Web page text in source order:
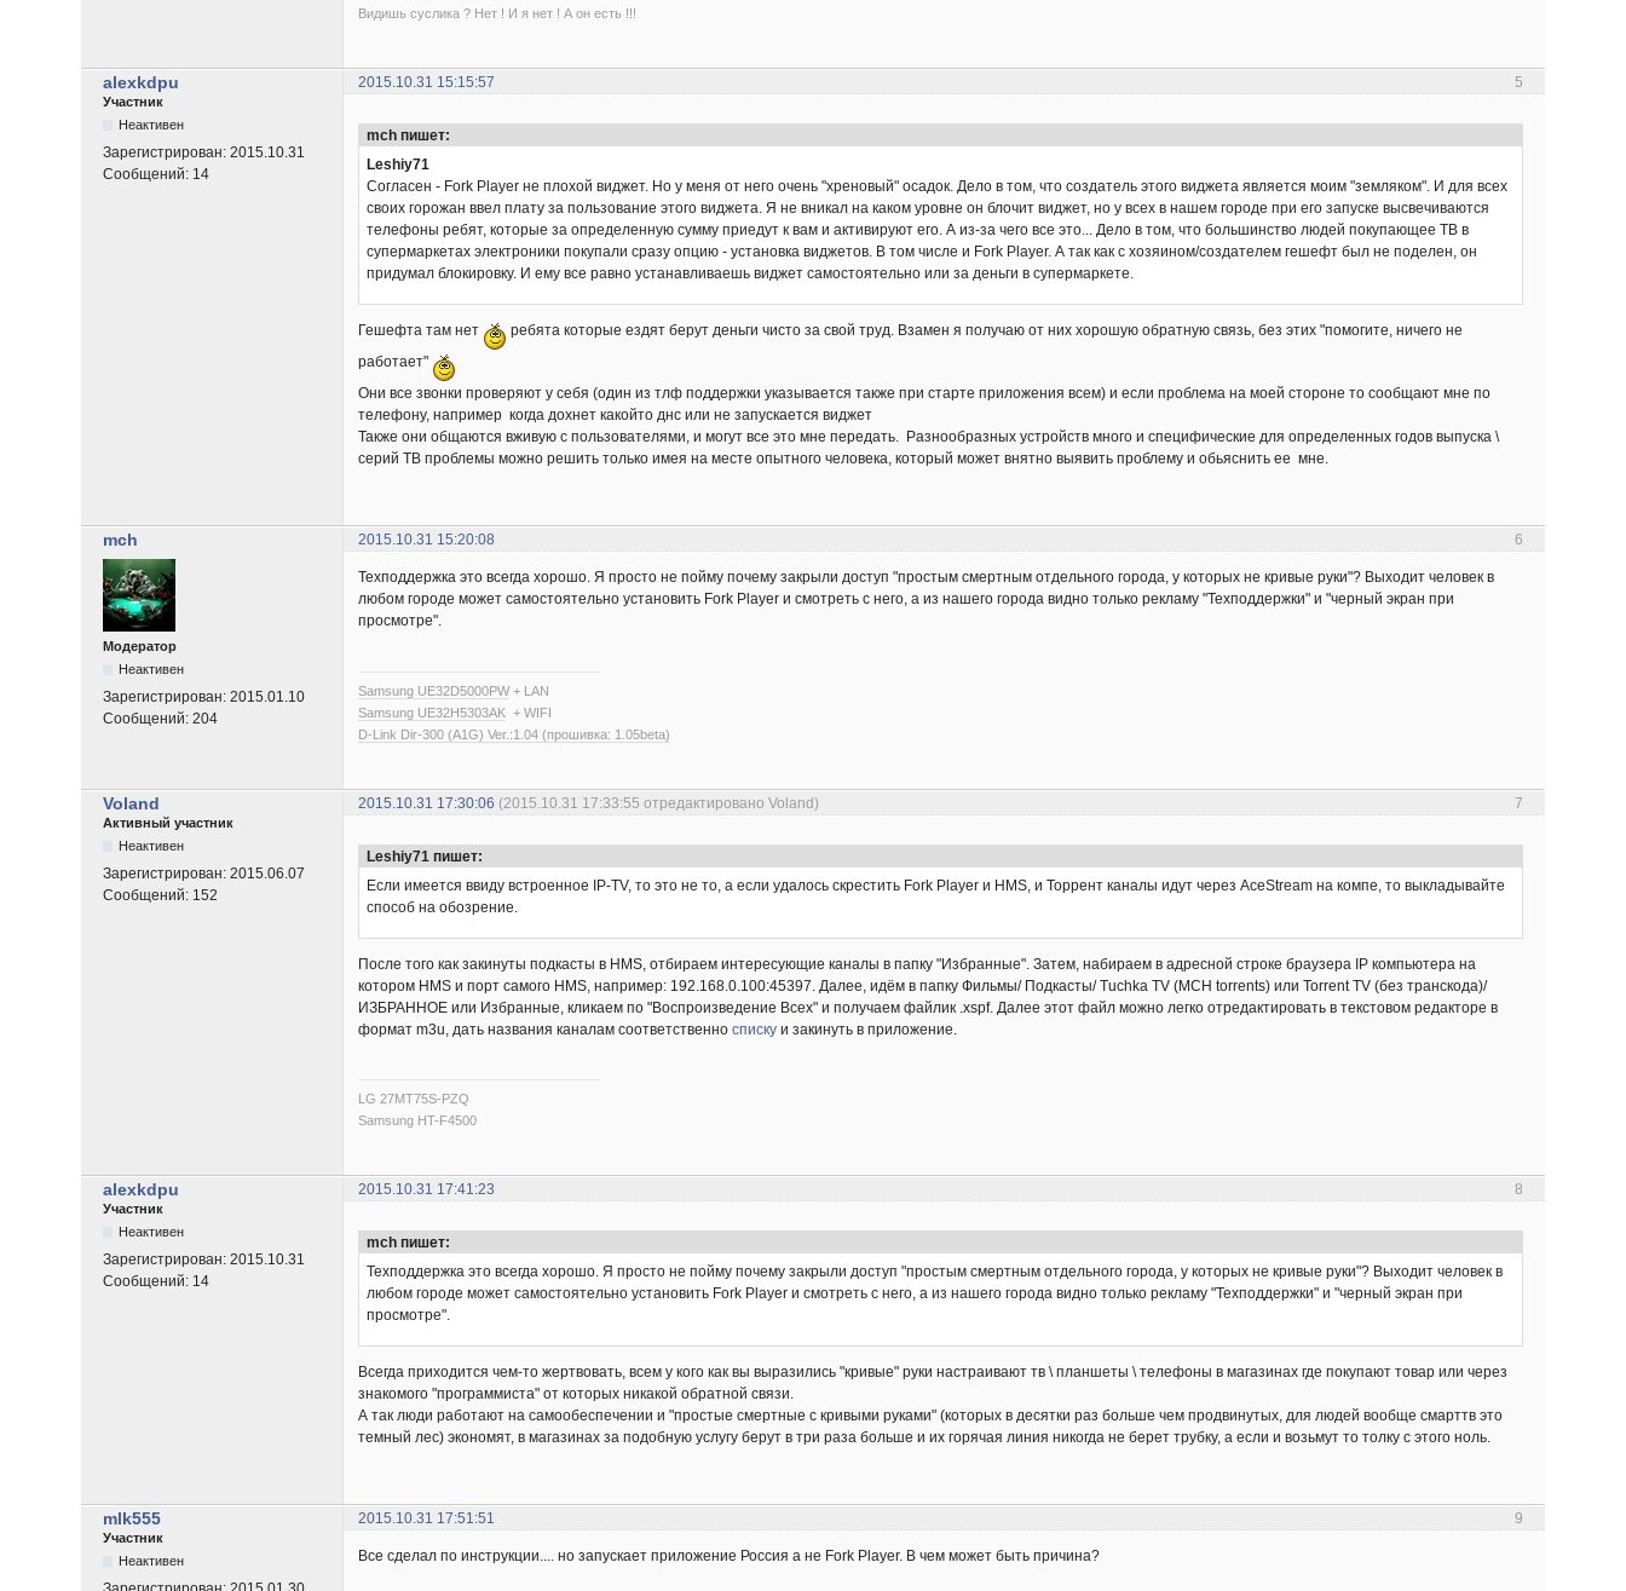
Видишь суслика ? Нет ! И я нет ! А он есть !!!
5
alexkdpu 2015.10.31 15:15:57
Участник
Неактивен
Зарегистрирован:2015.10.31
Сообщений: 14
mch пишет:
Leshiy71
Согласен - Fork Player не плохой виджет. Но у меня от него очень "хреновый" осадок. Дело в том, что создатель этого виджета является моим "земляком". И для всех
своих горожан ввел плату за пользование этого виджета. Я не вникал на каком уровне он блочит виджет, но у всех в нашем городе при его запуске высвечиваются
телефоны ребят, которые за определенную сумму приедут к вам и активируют его. А из-за чего все это... Дело в том, что большинство людей покупающее ТВ в
супермаркетах электроники покупали сразу опцию - установка виджетов. В том числе и Fork Player. А так как с хозяином/создателем гешефт был не поделен, он
придумал блокировку. И ему все равно устанавливаешь виджет самостоятельно или за деньги в супермаркете.
Гешефта там нет
ребята которые ездят берут деньги чисто за свой труд. Взамен я получаю от них хорошую обратную связь, без этих "помогите, ничего не
работает"
Они все звонки проверяют у себя (один из тлф поддержки указывается также при старте приложения всем) и если проблема на моей стороне то сообщают мне по
телефону, например когда дохнет какойто днс или не запускается виджет
Также они общаются вживую с пользователями, и могут все это мне передать. Разнообразных устройств много и специфические для определенных годов выпуска \
серий ТВ проблемы можно решить только имея на месте опытного человека, который может внятно выявить проблему и обьяснить ее мне.
6
mch 2015.10.31 15:20:08
Модератор
Неактивен
Зарегистрирован:2015.01.10
Сообщений:204
Техподдержка это всегда хорошо. Я просто не пойму почему закрыли доступ "простым смертным отдельного города, у которых не кривые руки"? Выходит человек в
любом городе может самостоятельно установить Fork Player и смотреть с него, а из нашего города видно только рекламу "Техподдержки" и "черный экран при
просмотре".
Samsung UE32D5000PW + LAN
Samsung UE32H5303AK + WIFI
D-Link Dir-300 (A1G) Ver.:1.04 (прошивка: 1.05beta)
7
Voland 2015.10.31 17:30:06 (2015.10.31 17:33:55 отредактировано Voland)
Активный участник
Неактивен
Зарегистрирован:2015.06.07
Сообщений: 152
Leshiy71 пишет:
Если имеется ввиду встроенное IP-TV, то это не то, а если удалось скрестить Fork Player и HMS, и Торрент каналы идут через AceStream на компе, то выкладывайте
способ на обозрение.
После того как закинуты подкасты в HMS, отбираем интересующие каналы в папку "Избранные". Затем, набираем в адресной строке браузера IP компьютера на
котором HMS и порт самого HMS, например: 192.168.0.100:45397. Далее, идём в папку Фильмы/ Подкасты/ Tuchka TV (MCH torrents) или Torrent TV (без транскода)/
ИЗБРАННОЕ или Избранные, кликаем по "Воспроизведение Всех" и получаем файлик .xspf. Далее этот файл можно легко отредактировать в текстовом редакторе в
формат m3u, дать названия каналам соответственносписку и закинуть в приложение.
LG 27MT75S-PZQ
Samsung HT-F4500
8
alexkdpu 2015.10.31 17:41:23
Участник
Неактивен
Зарегистрирован:2015.10.31
Сообщений: 14
mch пишет:
Техподдержка это всегда хорошо. Я просто не пойму почему закрыли доступ "простым смертным отдельного города, у которых не кривые руки"? Выходит человек в
любом городе может самостоятельно установить Fork Player и смотреть с него, а из нашего города видно только рекламу "Техподдержки" и "черный экран при
просмотре".
Всегда приходится чем-то жертвовать, всем у кого как вы выразились "кривые" руки настраивают тв \ планшеты \ телефоны в магазинах где покупают товар или через
знакомого "программиста" от которых никакой обратной связи.
А так люди работают на самообеспечении и "простые смертные с кривыми руками" (которых в десятки раз больше чем продвинутых, для людей вообще смарттв это
темный лес) экономят, в магазинах за подобную услугу берут в три раза больше и их горячая линия никогда не берет трубку, а если и возьмут то толку с этого ноль.
9
mlk555 2015.10.31 17:51:51
Участник
Неактивен
Все сделал по инструкции.... но запускает приложение Россия а не Fork Player. В чем может быть причина?